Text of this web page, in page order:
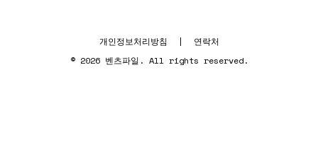
개인정보처리방침 |
연락처
© 2026 벤츠파일. All rights reserved.